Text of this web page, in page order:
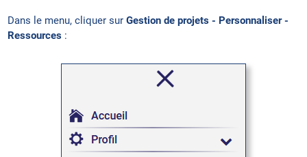
Dans le menu, cliquer surGestion de projets - Personnaliser -
Ressources :